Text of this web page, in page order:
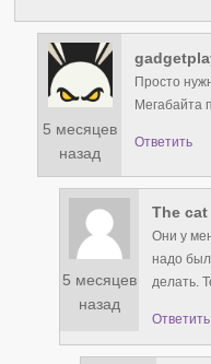
5 месяцев
назад
Просто
Мегабайта
Ответить
5 месяцев
назад
The cat
Они у
надо
делать.
Ответить